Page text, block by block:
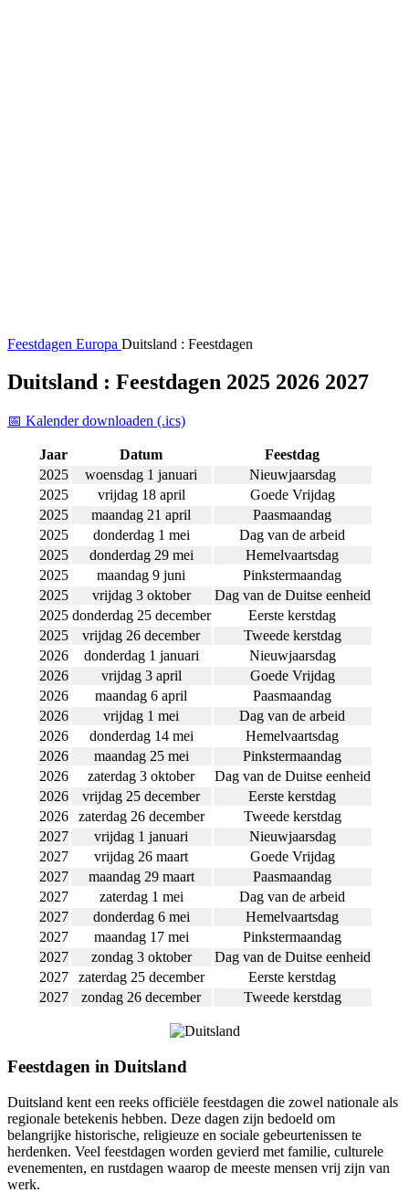
Feestdagen Europa Duitsland : Feestdagen
Duitsland : Feestdagen 2025 2026 2027
📅 Kalender downloaden (.ics)
Jaar Datum
Feestdag
2025
woensdag 1 januari
Nieuwjaarsdag
2025
vrijdag 18 april
Goede Vrijdag
2025
maandag 21 april
Paasmaandag
2025
donderdag 1 mei
Dag van de arbeid
2025
donderdag 29 mei
Hemelvaartsdag
2025
maandag 9 juni
Pinkstermaandag
2025
vrijdag 3 oktober
Dag van de Duitse eenheid
2025 donderdag 25 december
Eerste kerstdag
2025
vrijdag 26 december
Tweede kerstdag
2026
donderdag 1 januari
Nieuwjaarsdag
2026
vrijdag 3 april
Goede Vrijdag
2026
maandag 6 april
Paasmaandag
2026
vrijdag 1 mei
Dag van de arbeid
2026
donderdag 14 mei
Hemelvaartsdag
2026
maandag 25 mei
Pinkstermaandag
2026
zaterdag 3 oktober
Dag van de Duitse eenheid
2026
vrijdag 25 december
Eerste kerstdag
2026
zaterdag 26 december
Tweede kerstdag
2027
vrijdag 1 januari
Nieuwjaarsdag
2027
vrijdag 26 maart
Goede Vrijdag
2027
maandag 29 maart
Paasmaandag
2027
zaterdag 1 mei
Dag van de arbeid
2027
donderdag 6 mei
Hemelvaartsdag
2027
maandag 17 mei
Pinkstermaandag
2027
zondag 3 oktober
Dag van de Duitse eenheid
2027
zaterdag 25 december
Eerste kerstdag
2027
zondag 26 december Tweede kerstdag
Feestdagen in Duitsland
Duitsland kent een reeks officiële feestdagen die zowel nationale als
regionale betekenis hebben. Deze dagen zijn bedoeld om
belangrijke historische, religieuze en sociale gebeurtenissen te
herdenken. Veel feestdagen worden gevierd met familie, culturele
evenementen, en rustdagen waarop de meeste mensen vrij zijn van
werk.